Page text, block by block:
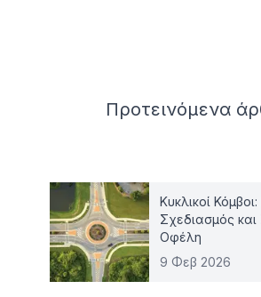
Προτεινόμενα
Κυκλικοί Κόμβοι:
Σχεδιασμός
Οφέλη
9 Φεβ 2026